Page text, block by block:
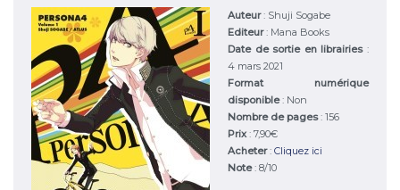
Auteur: Shuji Sogabe
Editeur: Mana Books
Date de sortie en librairies :
4 mars 2021
Format numérique
disponible: Non
Nombre de pages: 156
Prix: 7,90€
Acheter: Cliquez ici
Note: 8/10